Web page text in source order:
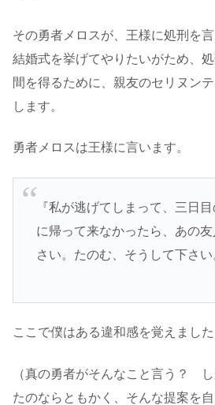
その勇者メロスが、王様に処刑を
結婚式を挙げてやりたいがため、
間を得るために、親友のセリヌン
します。
勇者メロスは王様に言います。
『私が逃げてしまって、三日
に帰って来なかったら、あの
さい。たのむ、そうして下さい
ここで僕はある違和感を覚えました
（真の勇者がそんなこと言う？
たのならともかく、そんな提案を自